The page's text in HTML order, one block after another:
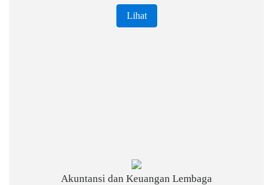
Lihat
Akuntansi dan Keuangan Lembaga